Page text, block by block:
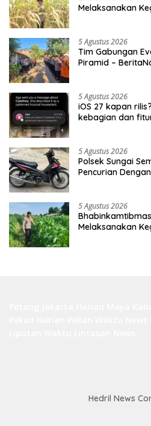
Melaksanakan
5 Agustus 2026
Tim Gabungan
Piramid –
5 Agustus 2026
iOS 27 kapan
kebagian dan
5 Agustus 2026
Polsek Sungai
Pencurian
5 Agustus 2026
Melaksanakan
Hedril News